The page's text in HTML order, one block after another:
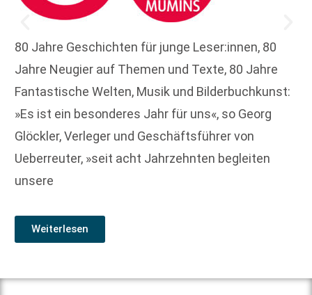
80 Jahre Geschichten für junge Leser:innen, 80
Jahre Neugier auf Themen und Texte, 80 Jahre
Fantastische Welten, Musik und Bilderbuchkunst:
»Es ist ein besonderes Jahr für uns«, so Georg
Glöckler, Verleger und Geschäftsführer von
Ueberreuter, »seit acht Jahrzehnten begleiten
unsere
Weiterlesen